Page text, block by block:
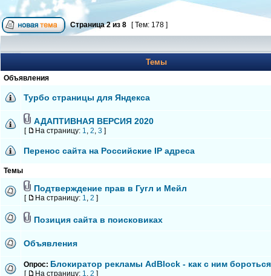
Страница2из 8 [ Тем: 178 ]
Темы
Объявления
Турбо страницы для Яндекса
АДАПТИВНАЯ ВЕРСИЯ 2020
[ На страницу: 1, 2, 3 ]
Перенос сайта на Российские IP адреса
Темы
Подтверждение прав в Гугл и Мейл
[ На страницу: 1, 2 ]
Позиция сайта в поисковиках
Объявления
Опрос: Блокиратор рекламы AdBlock - как с ним
[ На страницу: 1, 2 ]